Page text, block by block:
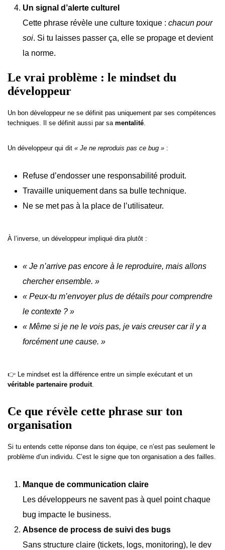
Un signal d’alerte culturel
Cette phrase révèle une culture toxique : chacun pour
soi. Si tu laisses passer ça, elle se propage et devient
la norme.
Le vrai problème : le mindset du
développeur
Un bon développeur ne se définit pas uniquement par ses compétences
techniques. Il se définit aussi par sa mentalité.
Un développeur qui dit « Je ne reproduis pas ce bug » :
Refuse d’endosser une responsabilité produit.
Travaille uniquement dans sa bulle technique.
Ne se met pas à la place de l’utilisateur.
À l’inverse, un développeur impliqué dira plutôt :
« Je n’arrive pas encore à le reproduire, mais allons
chercher ensemble. »
« Peux-tu m’envoyer plus de détails pour comprendre
le contexte ? »
« Même si je ne le vois pas, je vais creuser car il y a
forcément une cause. »
👉 Le mindset est la différence entre un simple exécutant et un
véritable partenaire produit.
Ce que révèle cette phrase sur ton
organisation
Si tu entends cette réponse dans ton équipe, ce n’est pas seulement le
problème d’un individu. C’est le signe que ton organisation a des failles.
Manque de communication claire
Les développeurs ne savent pas à quel point chaque
bug impacte le business.
Absence de process de suivi des bugs
Sans structure claire (tickets, logs, monitoring), le dev